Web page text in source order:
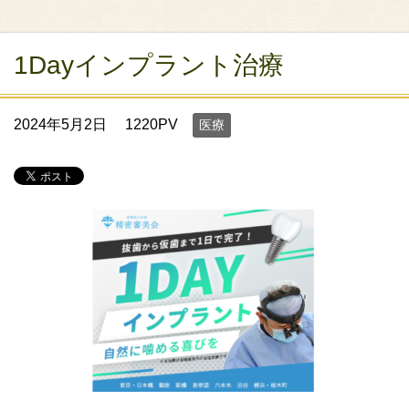
1Dayインプラント治療
2024年5月2日 1220PV 医療